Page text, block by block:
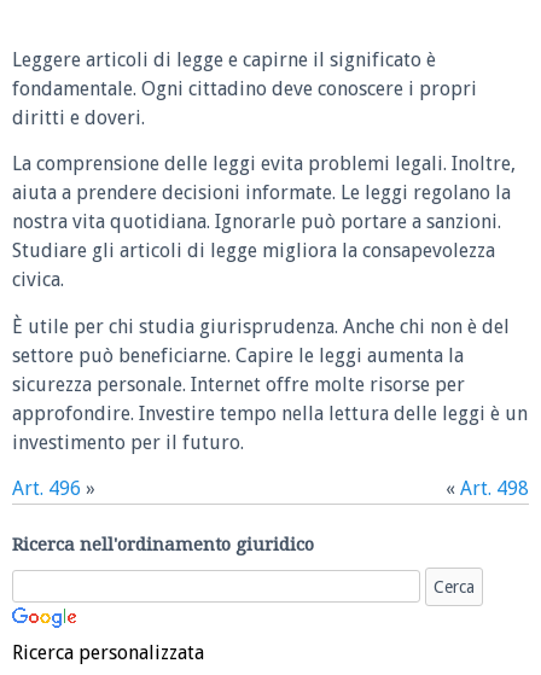
Leggere articoli di legge e capirne il significato è
fondamentale. Ogni cittadino deve conoscere i propri
diritti e doveri.
La comprensione delle leggi evita problemi legali. Inoltre,
aiuta a prendere decisioni informate. Le leggi regolano la
nostra vita quotidiana. Ignorarle può portare a sanzioni.
Studiare gli articoli di legge migliora la consapevolezza
civica.
È utile per chi studia giurisprudenza. Anche chi non è del
settore può beneficiarne. Capire le leggi aumenta la
sicurezza personale. Internet offre molte risorse per
approfondire. Investire tempo nella lettura delle leggi è un
investimento per il futuro.
Art. 496 » « Art. 498
Ricerca nell'ordinamento giuridico
Ricerca personalizzata